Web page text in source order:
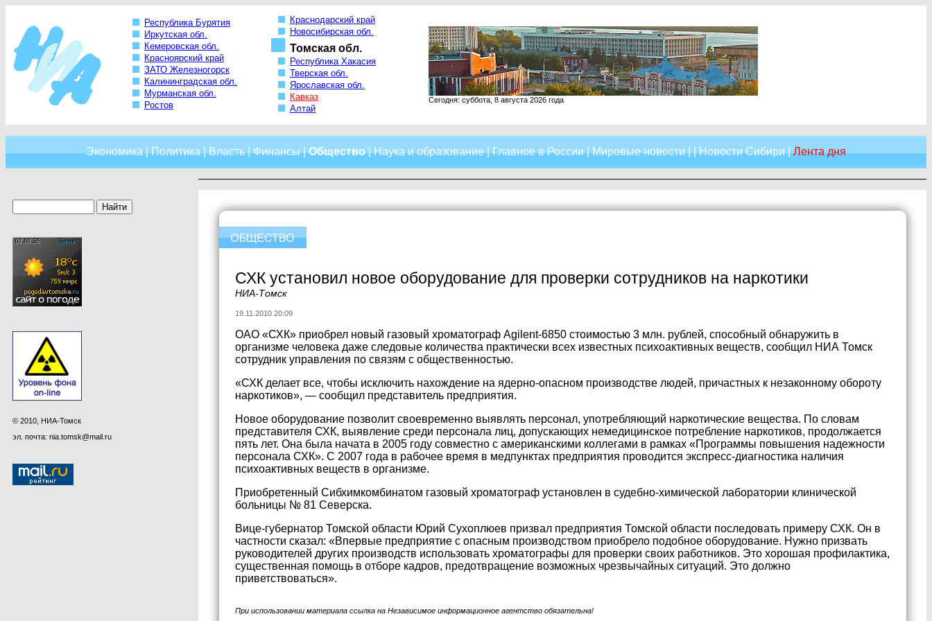
Республика Бурятия
Иркутская обл.
Кемеровская обл.
Красноярский край
ЗАТО Железногорск
Калининградская обл.
Мурманская обл.
Ростов
Краснодарский край
Новосибирская обл.
Томская обл.
Республика Хакасия
Тверская обл.
Ярославская обл.
Кавказ
Алтай
Сегодня: суббота, 8 августа 2026 года
Экономика|Политика|Власть|Финансы|Общество|Наука и образование|Главное в России|Мировые новости| |Новости Сибири|Лента дня
© 2010, НИА-Томск
эл. почта: nia.tomsk@mail.ru
СХК установил новое оборудование для проверки сотрудников на наркотики
НИА-Томск
19.11.2010 20:09
ОАО «СХК» приобрел новый газовый хроматограф Agilent-6850 стоимостью 3 млн. рублей, способный обнаружить в
организме человека даже следовые количества практически всех известных психоактивных веществ, сообщил НИА Томск
сотрудник управления по связям с общественностью.
«СХК делает все, чтобы исключить нахождение на ядерно-опасном производстве людей, причастных к незаконному обороту
наркотиков», — сообщил представитель предприятия.
Новое оборудование позволит своевременно выявлять персонал, употребляющий наркотические вещества. По словам
представителя СХК, выявление среди персонала лиц, допускающих немедицинское потребление наркотиков, продолжается
пять лет. Она была начата в 2005 году совместно с американскими коллегами в рамках «Программы повышения надежности
персонала СХК». С 2007 года в рабочее время в медпунктах предприятия проводится экспресс-диагностика наличия
психоактивных веществ в организме.
Приобретенный Сибхимкомбинатом газовый хроматограф установлен в судебно-химической лаборатории клинической
больницы № 81 Северска.
Вице-губернатор Томской области Юрий Сухоплюев призвал предприятия Томской области последовать примеру СХК. Он в
частности сказал: «Впервые предприятие с опасным производством приобрело подобное оборудование. Нужно призвать
руководителей других производств использовать хроматографы для проверки своих работников. Это хорошая профилактика,
существенная помощь в отборе кадров, предотвращение возможных чрезвычайных ситуаций. Это должно
приветствоваться».
При использовании материала ссылка на Независимое информационное агентство обязательна!